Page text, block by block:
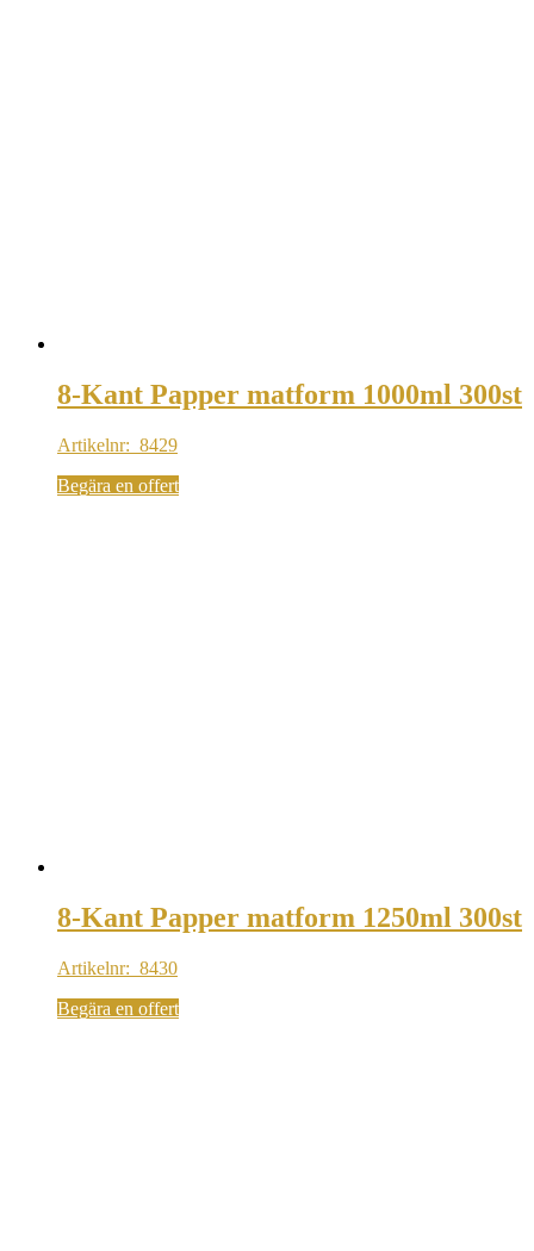
8-Kant Papper matform 1000ml 300st
Artikelnr: 8429
Begära en offert
8-Kant Papper matform 1250ml 300st
Artikelnr: 8430
Begära en offert